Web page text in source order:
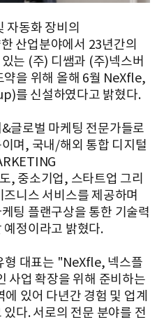
자동화 장비의
산업분야에서 23년간의
는 (주) 디쌤과 (주)넥스버
약을 위해 올해 6월 NeXfle,
를 신설하였다고 밝혔다.
글로벌 마케팅 전문가들로
며, 국내/해외 통합 디지털
, 중소기업, 스타트업 그리
니스 서비스를 제공하며
팅 플랜구상을 통한 기술력
예정이라고 밝혔다.
형 대표는 "NeXfle, 넥스플
사업 확장을 위해 준비하는
있어 다년간 경험 및 업계
다. 서로의 전문 분야를 전